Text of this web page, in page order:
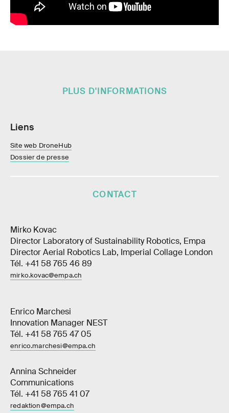
PLUS D'INFORMATIONS
Liens
Site web DroneHub
Dossier de presse
CONTACT
Mirko Kovac
Director Laboratory of Sustainability Robotics, Empa
Director Aerial Robotics Lab, Imperial Collage London
Tél. +41 58 765 46 89
mirko.kovac@empa.ch
Enrico Marchesi
Innovation Manager NEST
Tél. +41 58 765 47 05
enrico.marchesi@empa.ch
Annina Schneider
Communications
Tél. +41 58 765 41 07
redaktion@empa.ch